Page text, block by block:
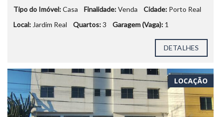
Tipo do Imóvel:Casa Finalidade:Venda Cidade: Porto Real
Local: Jardim Real Quartos:3 Garagem (Vaga): 1
DETALHES
LOCAÇÃO